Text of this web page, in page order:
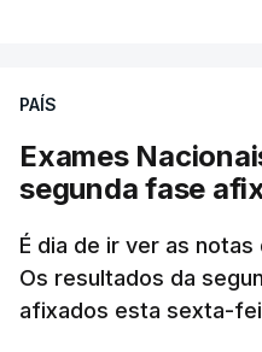
PAÍS
Exames
segunda fase
É dia de ir ver as
Os resultados da
afixados esta sexta-